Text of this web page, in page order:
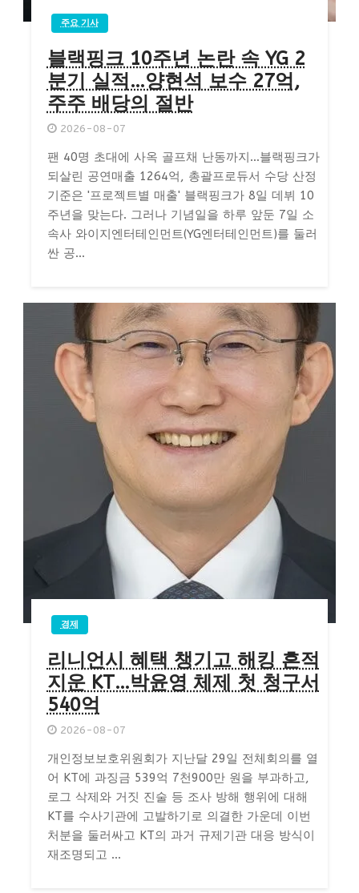
주요 기사
블랙핑크 10주년 논란 속 YG 2
분기 실적…양현석 보수 27억,
주주 배당의 절반
2026-08-07
팬 40명 초대에 사옥 골프채 난동까지…블랙핑크가
되살린 공연매출 1264억, 총괄프로듀서 수당 산정
기준은 '프로젝트별 매출' 블랙핑크가 8일 데뷔 10
주년을 맞는다. 그러나 기념일을 하루 앞둔 7일 소
속사 와이지엔터테인먼트(YG엔터테인먼트)를 둘러
싼 공...
경제
리니언시 혜택 챙기고 해킹 흔적
지운 KT…박윤영 체제 첫 청구서
540억
2026-08-07
개인정보보호위원회가 지난달 29일 전체회의를 열
어 KT에 과징금 539억 7천900만 원을 부과하고,
로그 삭제와 거짓 진술 등 조사 방해 행위에 대해
KT를 수사기관에 고발하기로 의결한 가운데 이번
처분을 둘러싸고 KT의 과거 규제기관 대응 방식이
재조명되고 ...